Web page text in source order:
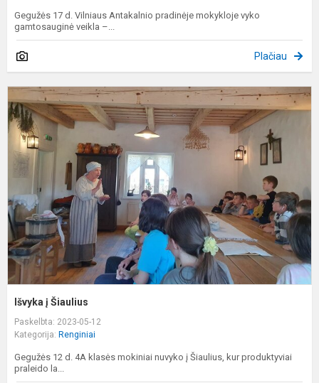
Gegužės 17 d. Vilniaus Antakalnio pradinėje mokykloje vyko
gamtosauginė veikla –...
Plačiau
Išvyka į Šiaulius
Paskelbta: 2023-05-12
Kategorija: Renginiai
Gegužės 12 d. 4A klasės mokiniai nuvyko į Šiaulius, kur produktyviai
praleido la...